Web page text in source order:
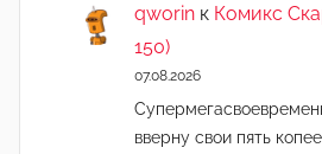
qworin к Комикс
150)
07.08.2026
вверну свои пять